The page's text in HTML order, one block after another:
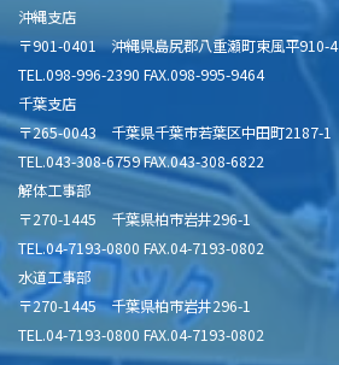
沖縄支店
〒901-0401 沖縄県島尻郡八重瀬町東風平910-4
TEL.098-996-2390 FAX.098-995-9464
千葉支店
〒265-0043 千葉県千葉市若葉区中田町2187-1
TEL.043-308-6759 FAX.043-308-6822
解体工事部
〒270-1445 千葉県柏市岩井296-1
TEL.04-7193-0800 FAX.04-7193-0802
水道工事部
〒270-1445 千葉県柏市岩井296-1
TEL.04-7193-0800 FAX.04-7193-0802